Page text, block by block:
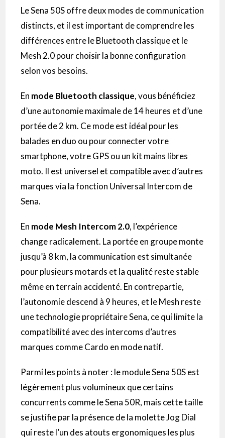
Le Sena 50S offre deux modes de communication
distincts, et il est important de comprendre les
différences entre le Bluetooth classique et le
Mesh 2.0 pour choisir la bonne configuration
selon vos besoins.
En mode Bluetooth classique, vous bénéficiez
d’une autonomie maximale de 14 heures et d’une
portée de 2 km. Ce mode est idéal pour les
balades en duo ou pour connecter votre
smartphone, votre GPS ou un kit mains libres
moto. Il est universel et compatible avec d’autres
marques via la fonction Universal Intercom de
Sena.
En mode Mesh Intercom 2.0, l’expérience
change radicalement. La portée en groupe monte
jusqu’à 8 km, la communication est simultanée
pour plusieurs motards et la qualité reste stable
même en terrain accidenté. En contrepartie,
l’autonomie descend à 9 heures, et le Mesh reste
une technologie propriétaire Sena, ce qui limite la
compatibilité avec des intercoms d’autres
marques comme Cardo en mode natif.
Parmi les points à noter : le module Sena 50S est
légèrement plus volumineux que certains
concurrents comme le Sena 50R, mais cette taille
se justifie par la présence de la molette Jog Dial
qui reste l’un des atouts ergonomiques les plus